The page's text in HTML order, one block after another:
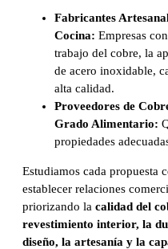
Fabricantes
Cocina: Empresas
trabajo del cobre, la
de acero inoxidable,
alta calidad.
Proveedores de
Grado Alimentario:
propiedades
Estudiamos cada propuesta
establecer relaciones
priorizando la calidad del
revestimiento interior, la
diseño, la artesanía y la